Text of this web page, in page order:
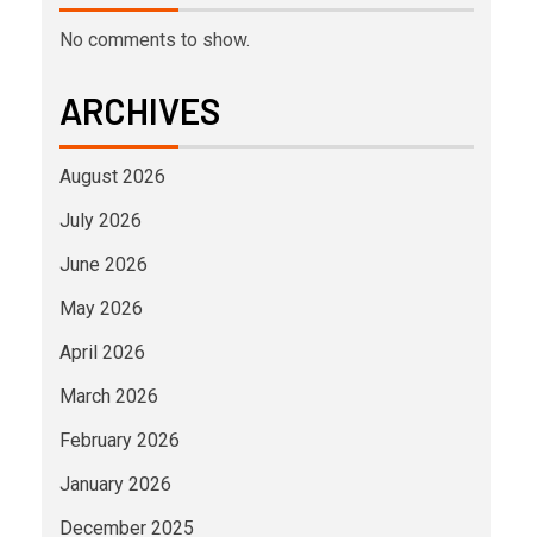
No comments to show.
ARCHIVES
August 2026
July 2026
June 2026
May 2026
April 2026
March 2026
February 2026
January 2026
December 2025